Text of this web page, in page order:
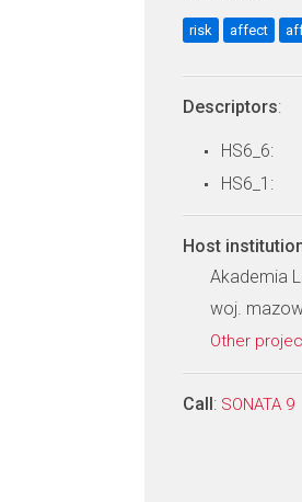
risk affect
Descriptors:
HS6_6:
HS6_1:
Host
Akademia
woj.
Other
Call: SONATA 9